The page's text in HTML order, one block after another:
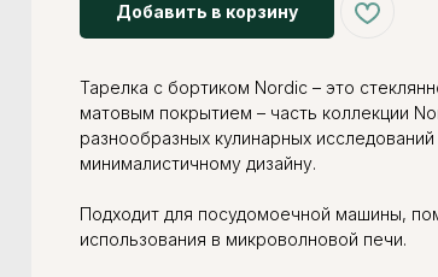
Добавить в корзину
Тарелка c бортиком Nordic – это
матовым покрытием – часть коллекции
разнообразных кулинарных
минималистичному дизайну.
Подходит для посудомоечной машины,
использования в микроволновой печи.